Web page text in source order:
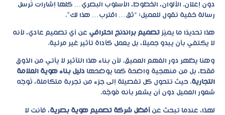
دون إعلان. الألوان، الخطوط، الأسلوب البصري… كلها إشارات تُرسل
رسالة خفية تقول للعميل: “ثق… اقترب… هذا لك”.
هذا تحديدًا ما يميّز تصميم براندنج احترافي عن أي تصميم عادي، لأنه
لا يكتفي بأن يبدو جميلًا، بل يعمل كأداة تأثير غير مرئية.
وهنا يظهر دور الفهم العميق. لأن بناء هذا التأثير لا يأتي من الذوق
فقط، بل من منهجية واضحة كما يوضحها دليل بناء هوية العلامة
التجارية. حيث تتحول كل تفصيلة إلى جزء من تجربة متكاملة، تُوجّه
شعور العميل دون أن يشعر بأنه مُوجَّه.
لهذا، عندما تبحث عن أفضل شركة تصميم هوية بصرية، فأنت لا